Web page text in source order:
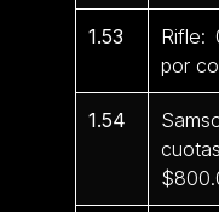
1.53
Rifle:
por
1.54